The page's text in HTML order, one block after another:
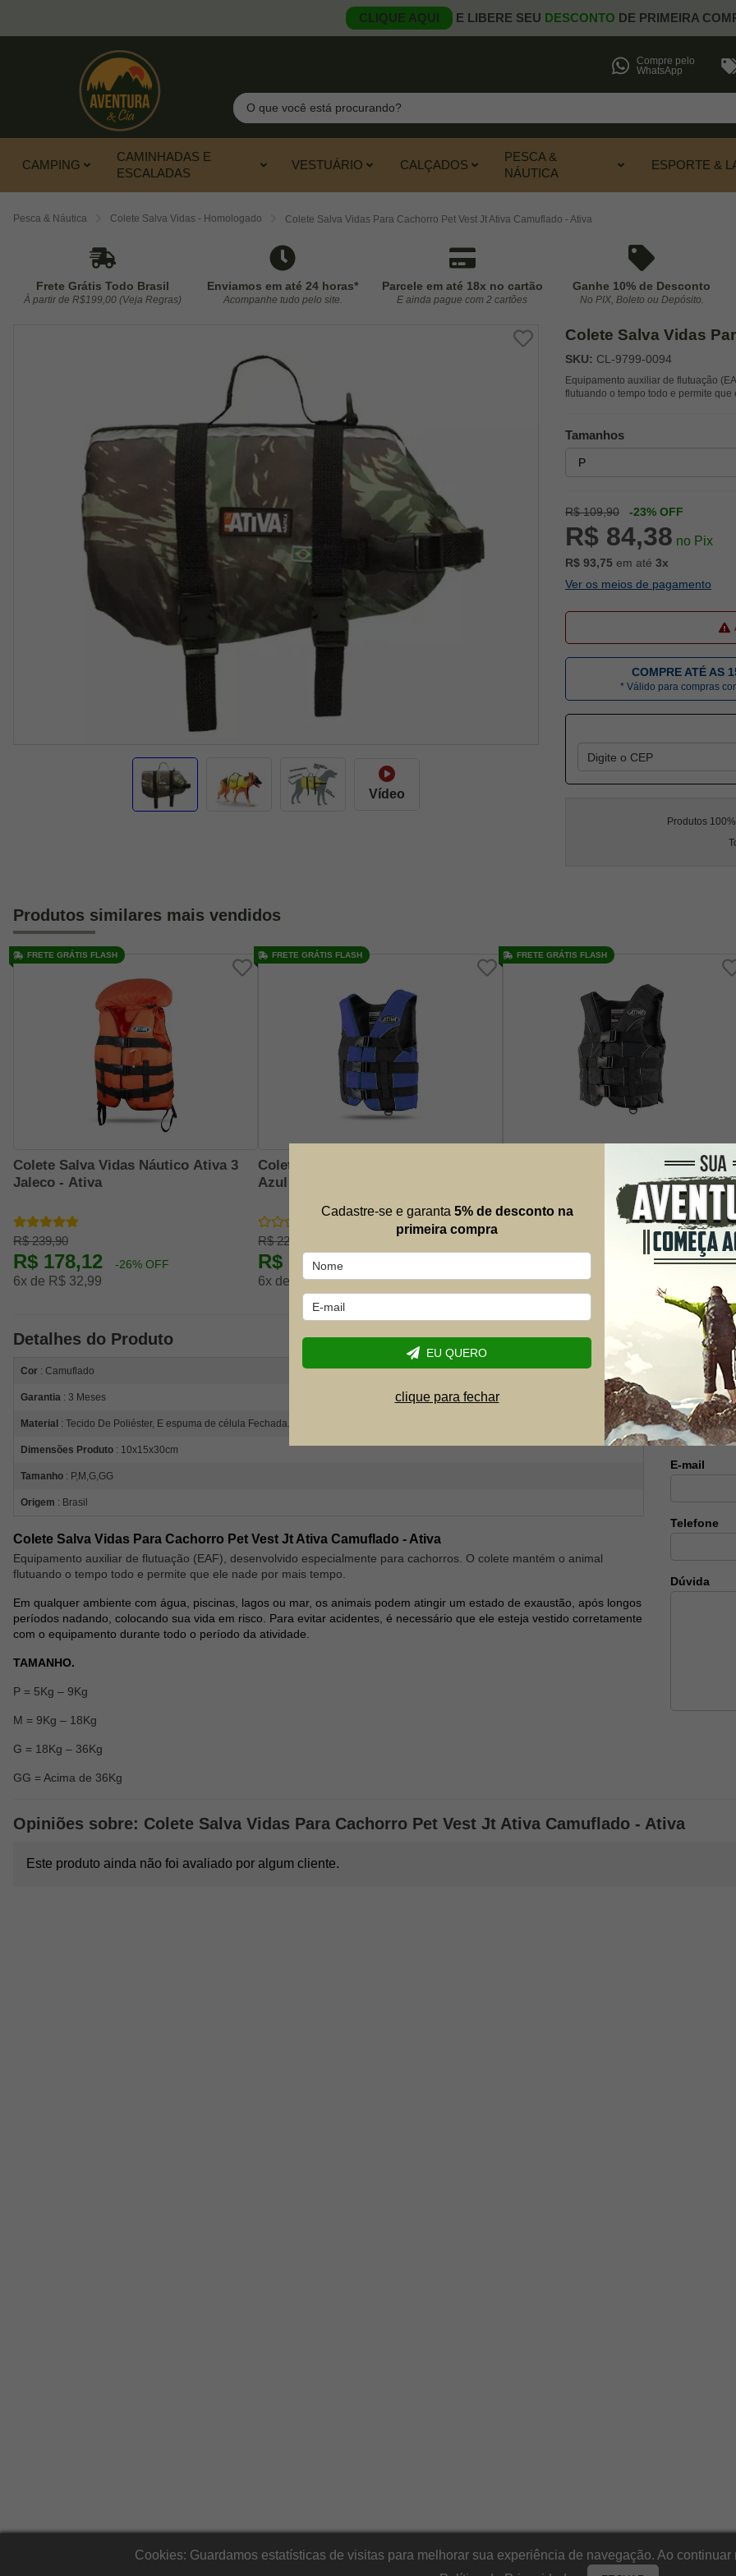
CLIQUE AQUI E LIBERE SEU DESCONTO DE PRIMEIRA
Compre pelo
WhatsApp
Pesquisar
CAMPING
CAMINHADAS E
ESCALADAS
VESTUÁRIO CALÇADOS
PESCA &
NÁUTICA
ESPORTE &
Pesca & Náutica Colete Salva Vidas - Homologado Colete Salva Vidas Para Cachorro Pet Vest Jt Ativa Camuflado - Ativa
Frete Grátis Todo Brasil
À partir de R$199,00 (Veja Regras)
Enviamos em até 24 horas*
Acompanhe tudo pelo site.
Parcele em até 18x no cartão
E ainda pague com 2 cartões
Ganhe 10% de Desconto
No PIX, Boleto ou Depósito.
Vídeo
Colete Salva Vidas
SKU: CL-9799-0094
Equipamento auxiliar de flutuação
flutuando o tempo todo e permite que
Tamanhos
R$ 109,90 -23% OFF
R$ 84,38 no Pix
R$ 93,75 em até 3x
Ver os meios de pagamento
COMPRE ATÉ AS
* Válido para compras
Produtos
Produtos similares mais vendidos
Colete Salva Vidas Náutico Ativa 3
Jaleco - Ativa
R$ 239,90
R$ 178,12 -26% OFF
6x de R$ 32,99
FRETE GRÁTIS FLASH
Colete Salva Vidas Nautico Ativa 55
Azul - Ativa
R$ 229,90
R$ 165,52
6x de R$ 30,65
FRETE GRÁTIS FLASH
Colete Salva Vidas Nautico Ativa
R$ 165,52 -28% OFF
6x de R$ 30,65
FRETE GRÁTIS FLASH
Detalhes do Produto
Cor : Camuflado
Garantia : 3 Meses
Material : Tecido De Poliéster, E espuma de célula Fechada.
Dimensões Produto : 10x15x30cm
Tamanho : P,M,G,GG
Origem : Brasil
Colete Salva Vidas Para Cachorro Pet Vest Jt Ativa Camuflado - Ativa
Equipamento auxiliar de flutuação (EAF), desenvolvido especialmente para cachorros. O colete mantém o animal
flutuando o tempo todo e permite que ele nade por mais tempo.
Em qualquer ambiente com água, piscinas, lagos ou mar, os animais podem atingir um estado de exaustão, após longos
períodos nadando, colocando sua vida em risco. Para evitar acidentes, é necessário que ele esteja vestido corretamente
com o equipamento durante todo o período da atividade.
TAMANHO.
P = 5Kg – 9Kg
M = 9Kg – 18Kg
G = 18Kg – 36Kg
GG = Acima de 36Kg
Mais
Envie
possível.
Nome
E-mail
Telefone
Dúvida
Opiniões sobre: Colete Salva Vidas Para Cachorro Pet Vest Jt Ativa Camuflado - Ativa
Este produto ainda não foi avaliado por algum cliente.
Cookies: Guardamos estatísticas de visitas para melhorar sua experiência de navegação. Ao
Cadastre-se e garanta 5% de desconto na
primeira compra
EU QUERO
clique para fechar